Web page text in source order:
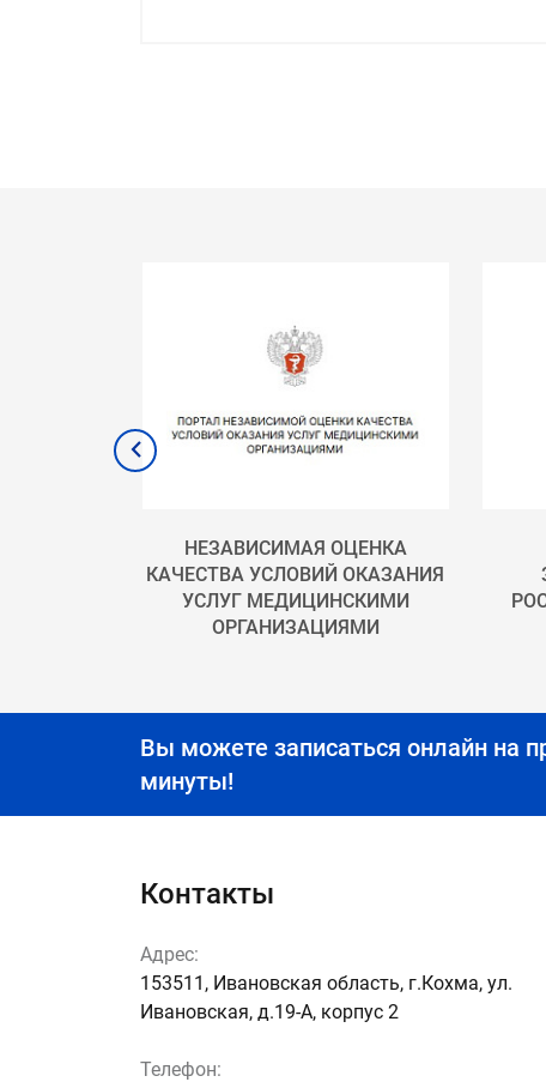
НЕЗАВИСИМАЯ ОЦЕНКА
КАЧЕСТВА УСЛОВИЙ ОКАЗАНИЯ
УСЛУГ МЕДИЦИНСКИМИ
ОРГАНИЗАЦИЯМИ
Вы можете записаться онлайн на
минуты!
Контакты
Адрес:
153511, Ивановская область, г.Кохма, ул.
Ивановская, д.19-А, корпус 2
Телефон: